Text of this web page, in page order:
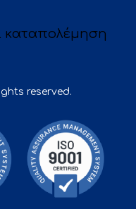
καταπολέμηση
reserved.